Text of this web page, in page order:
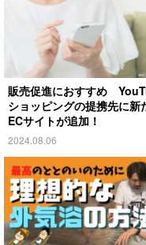
販売促進におすすめ
ショッピングの提携先に新
ECサイトが追加！
2024.08.06